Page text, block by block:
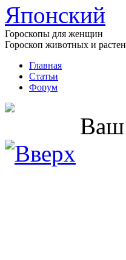
Японский
Гороскопы для женщин
Гороскоп животных и
Главная
Статьи
Форум
Ваш